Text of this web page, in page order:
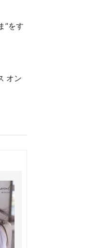
”をす
オン